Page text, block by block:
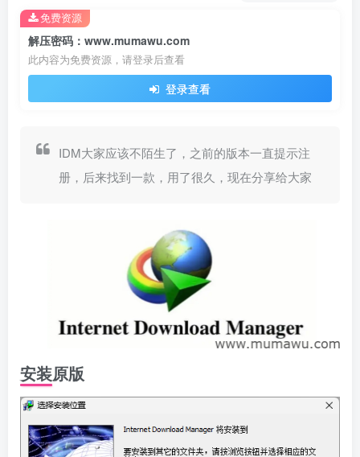
解压密码：www.mumawu.com
此内容为免费资源，请登录后查看
登录查看
免费资源
IDM大家应该不陌生了，之前的版本一直提示注
册，后来找到一款，用了很久，现在分享给大家
安装原版